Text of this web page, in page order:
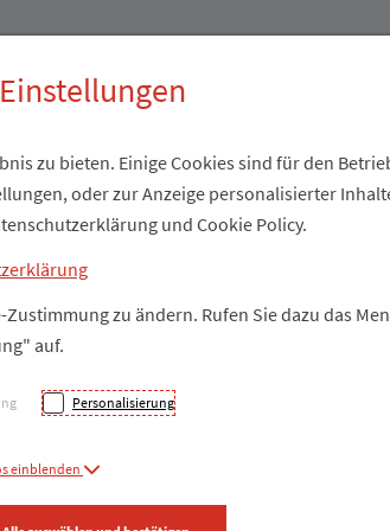
zu bieten. Einige Cookies sind für den
oder zur Anzeige personalisierter
und Cookie Policy.
zu ändern. Rufen Sie dazu das
auf.
Personalisierung
einblenden